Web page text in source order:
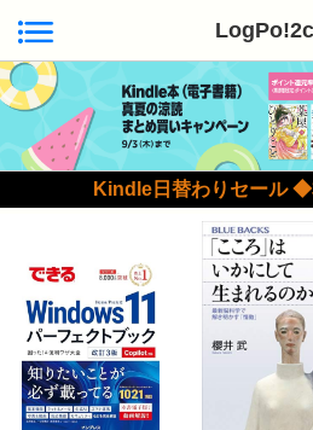
Kindle日替わりセール